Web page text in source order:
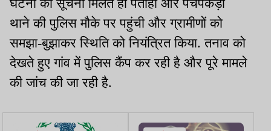
घटना की सूचना मिलते ही पताही और पंचपकड़ी
थाने की पुलिस मौके पर पहुंची और ग्रामीणों को
समझा-बुझाकर स्थिति को नियंत्रित किया. तनाव को
देखते हुए गांव में पुलिस कैंप कर रही है और पूरे मामले
की जांच की जा रही है.